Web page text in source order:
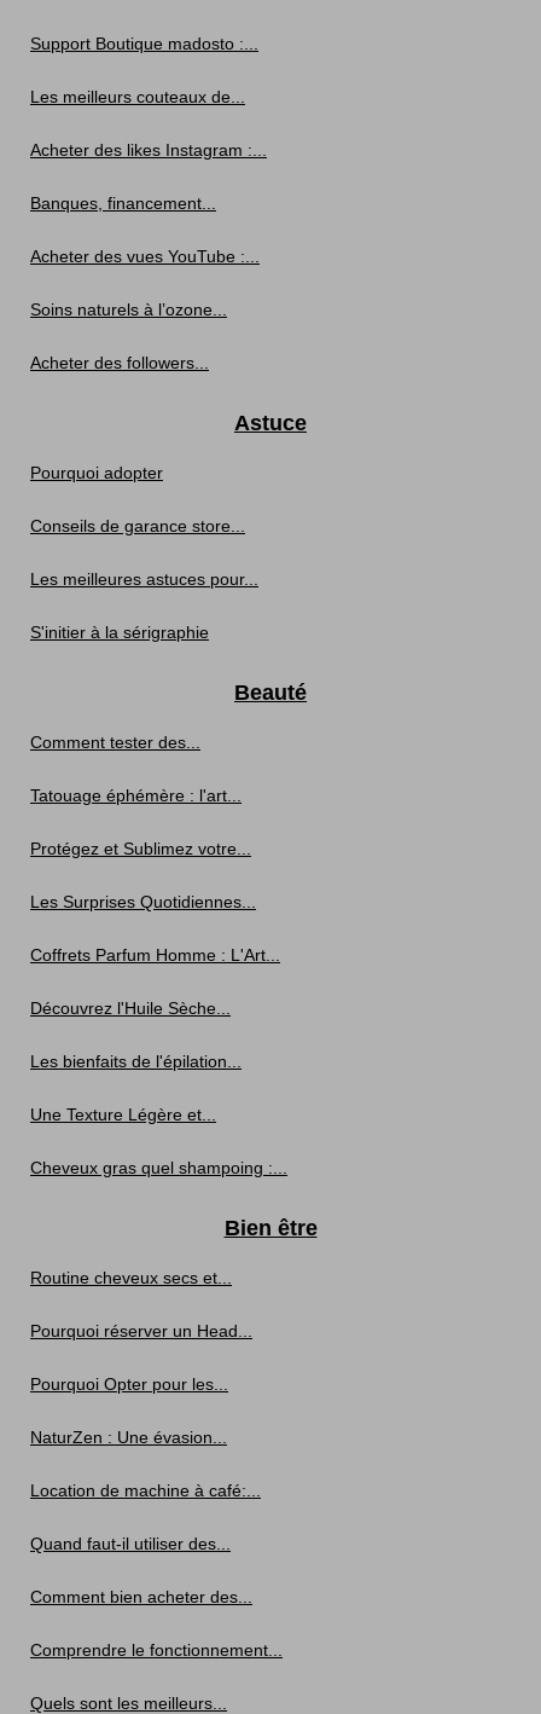
Support Boutique madosto :...
Les meilleurs couteaux de...
Acheter des likes Instagram :...
Banques, financement...
Acheter des vues YouTube :...
Soins naturels à l’ozone...
Acheter des followers...
Astuce
Pourquoi adopter
Conseils de garance store...
Les meilleures astuces pour...
S'initier à la sérigraphie
Beauté
Comment tester des...
Tatouage éphémère : l'art...
Protégez et Sublimez votre...
Les Surprises Quotidiennes...
Coffrets Parfum Homme : L'Art...
Découvrez l'Huile Sèche...
Les bienfaits de l'épilation...
Une Texture Légère et...
Cheveux gras quel shampoing :...
Bien être
Routine cheveux secs et...
Pourquoi réserver un Head...
Pourquoi Opter pour les...
NaturZen : Une évasion...
Location de machine à café:...
Quand faut-il utiliser des...
Comment bien acheter des...
Comprendre le fonctionnement...
Quels sont les meilleurs...